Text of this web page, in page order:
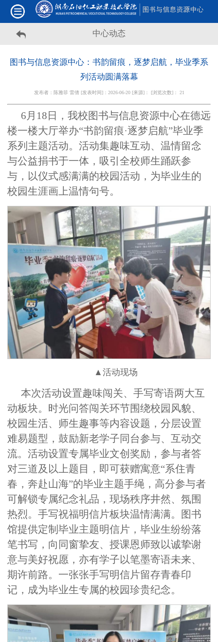
中心动态
图书与信息资源中心：书韵留痕，逐梦启航，毕业季系
列活动圆满落幕
发布者：陈雅菲 雷倩 [发表时间]：2026-06-20 [来源]： [浏览次数]： 21
6月18日，我校图书与信息资源中心在德远
楼一楼大厅举办“书韵留痕·逐梦启航”毕业季
系列主题活动。活动集趣味互动、温情留念
与公益捐书于一体，吸引全校师生踊跃参
与，以仪式感满满的校园活动，为毕业生的
校园生涯画上温情句号。
▲活动现场
本次活动设置趣味闯关、手写寄语两大互
动板块。时光问答闯关环节围绕校园风貌、
校园生活、师生趣事等内容设题，分层设置
难易题型，鼓励新老学子同台参与、互动交
流。活动设置专属毕业文创奖励，参与者答
对三道及以上题目，即可获赠寓意“系住青
春，奔赴山海”的毕业主题手绳，高分参与者
可解锁专属纪念礼品，现场秩序井然、氛围
热烈。手写祝福明信片板块温情满满。图书
馆提供定制毕业主题明信片，毕业生纷纷落
笔书写，向同窗挚友、授课恩师致以诚挚谢
意与美好祝愿，亦有学子以笔墨寄语未来、
期许前路。一张张手写明信片留存青春印
记，成为毕业生专属的校园珍贵纪念。